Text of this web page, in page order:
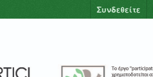
Συνδεθείτε